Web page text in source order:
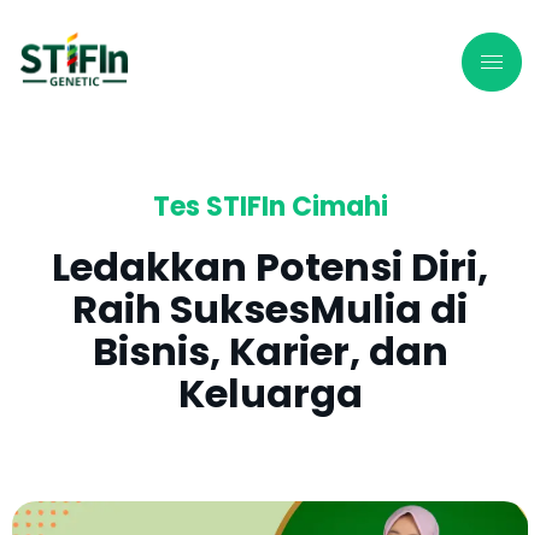
Tes STIFIn Cimahi
Ledakkan Potensi Diri,
Raih SuksesMulia di
Bisnis, Karier, dan
Keluarga